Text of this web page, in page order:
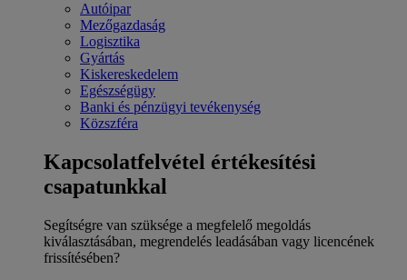
Autóipar
Mezőgazdaság
Logisztika
Gyártás
Kiskereskedelem
Egészségügy
Banki és pénzügyi tevékenység
Közszféra
Kapcsolatfelvétel értékesítési
csapatunkkal
Segítségre van szüksége a megfelelő megoldás
kiválasztásában, megrendelés leadásában vagy licencének
frissítésében?